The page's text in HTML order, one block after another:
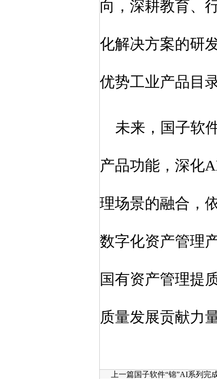
向，深耕教育、
化解决方案的研
优势工业产品目
未来，国子软
产品功能，深化
理场景的融合，
数字化资产管理
国有资产管理提
质量发展贡献力
上一篇国子软件“锦”AI系列完